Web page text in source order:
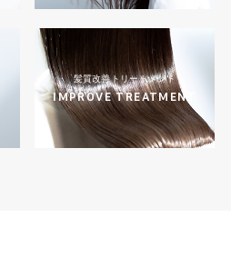
髪質改善トリートメント
IMPROVE TREATMENT